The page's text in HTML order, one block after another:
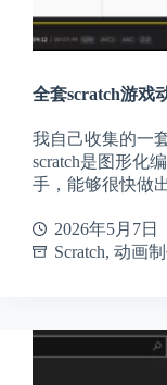
全套scratch游戏
我自己收集的一
scratch是图形化
手，能够很快做
2026年5月7日
Scratch, 动画